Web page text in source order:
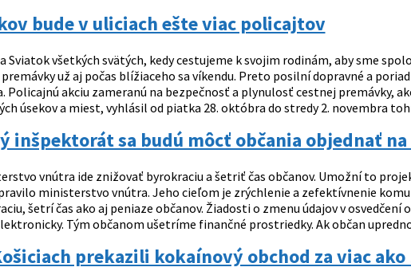
bude v uliciach ešte viac policajtov
Sviatok všetkých svätých, kedy cestujeme k svojim rodinám, aby sme
už aj počas blížiaceho sa víkendu. Preto posilní dopravné a
Policajnú akciu zameranú na bezpečnosť a plynulosť cestnej premávky,
úsekov a miest, vyhlásil od piatka 28. októbra do stredy 2. novembra
inšpektorát sa budú môcť občania objednať
vnútra ide znižovať byrokraciu a šetriť čas občanov. Umožní to
ministerstvo vnútra. Jeho cieľom je zrýchlenie a zefektívnenie
šetrí čas ako aj peniaze občanov. Žiadosti o zmenu údajov v
Tým občanom ušetríme finančné prostriedky. Ak občan
prekazili kokaínový obchod za viac